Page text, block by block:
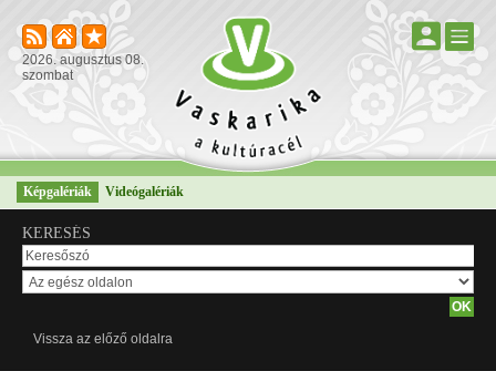
2026. augusztus 08.
szombat
Képgalériák Videógalériák
KERESÉS
Vissza az előző oldalra